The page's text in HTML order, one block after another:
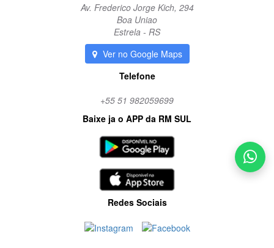
Av. Frederico Jorge Kich, 294
Boa Uniao
Estrela - RS
Ver no Google Maps
Telefone
+55 51 982059699
Baixe ja o APP da RM SUL
Redes Sociais